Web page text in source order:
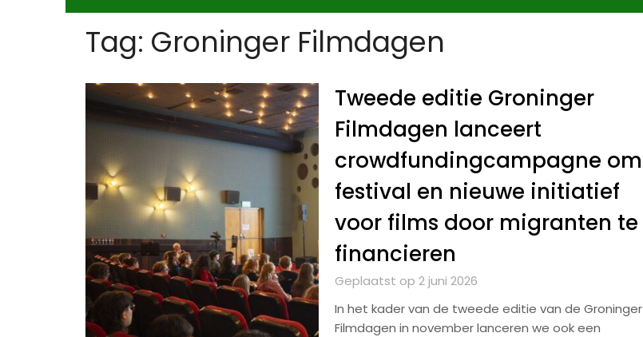
Tag: Groninger Filmdagen
Tweede editie Groninger
Filmdagen lanceert
crowdfundingcampagne om
festival en nieuwe initiatief
voor films door migranten te
financieren
Geplaatst op 2 juni 2026
In het kader van de tweede editie van de Groninger
Filmdagen in november lanceren we ook een